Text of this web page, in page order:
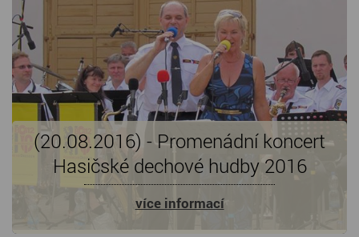
(20.08.2016) - Promenádní koncert
Hasičské dechové hudby 2016
více informací